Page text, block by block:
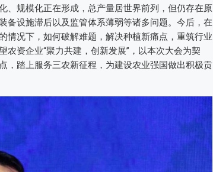
、规模化正在形成，总产量居世界前列，但仍存在原
备设施滞后以及监管体系薄弱等诸多问题。今后，在
情况下，如何破解难题，解决种植新痛点，重筑行业
资企业“聚力共建，创新发展”，以本次大会为契
，踏上服务三农新征程，为建设农业强国做出积极贡